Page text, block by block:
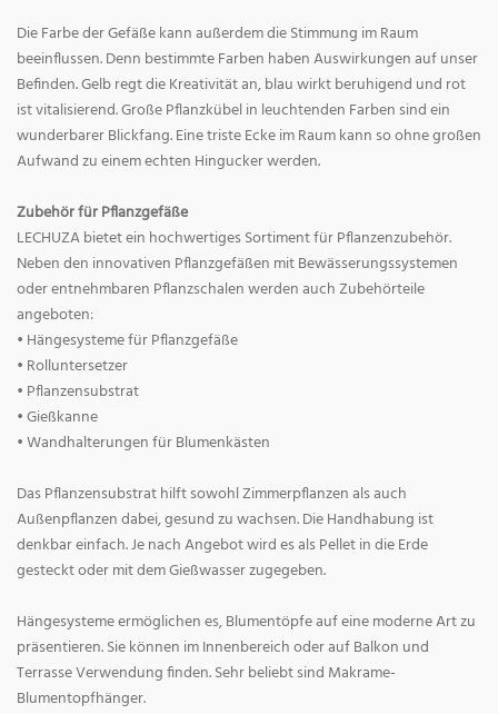
Die Farbe der Gefäße kann außerdem die Stimmung im Raum
beeinflussen. Denn bestimmte Farben haben Auswirkungen auf unser
Befinden. Gelb regt die Kreativität an, blau wirkt beruhigend und rot
ist vitalisierend. Große Pflanzkübel in leuchtenden Farben sind ein
wunderbarer Blickfang. Eine triste Ecke im Raum kann so ohne großen
Aufwand zu einem echten Hingucker werden.
Zubehör für Pflanzgefäße
LECHUZA bietet ein hochwertiges Sortiment für Pflanzenzubehör.
Neben den innovativen Pflanzgefäßen mit Bewässerungssystemen
oder entnehmbaren Pflanzschalen werden auch Zubehörteile
angeboten:
• Hängesysteme für Pflanzgefäße
• Rolluntersetzer
• Pflanzensubstrat
• Gießkanne
• Wandhalterungen für Blumenkästen
Das Pflanzensubstrat hilft sowohl Zimmerpflanzen als auch
Außenpflanzen dabei, gesund zu wachsen. Die Handhabung ist
denkbar einfach. Je nach Angebot wird es als Pellet in die Erde
gesteckt oder mit dem Gießwasser zugegeben.
Hängesysteme ermöglichen es, Blumentöpfe auf eine moderne Art zu
präsentieren. Sie können im Innenbereich oder auf Balkon und
Terrasse Verwendung finden. Sehr beliebt sind Makrame-
Blumentopfhänger.